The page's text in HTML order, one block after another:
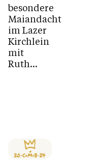
besondere
Maiandacht
im Lazer
Kirchlein
mit
Ruth...